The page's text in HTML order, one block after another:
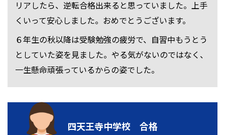
リアしたら、逆転合格出来ると思っていました。上手
くいって安心しました。おめでとうございます。
６年生の秋以降は受験勉強の疲労で、自習中もうとう
としていた姿を見ました。やる気がないのではなく、
一生懸命頑張っているからの姿でした。
四天王寺中学校 合格